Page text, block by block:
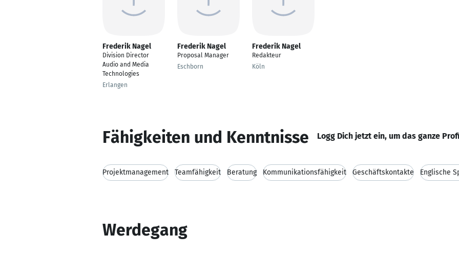
Frederik Nagel
Division Director
Audio and Media
Technologies
Erlangen
Frederik Nagel
Proposal Manager
Eschborn
Frederik Nagel
Redakteur
Köln
Fähigkeiten und Kenntnisse Logg Dich jetzt ein, um das ganze
Projektmanagement Teamfähigkeit Beratung Kommunikationsfähigkeit Geschäftskontakte Englische
Werdegang